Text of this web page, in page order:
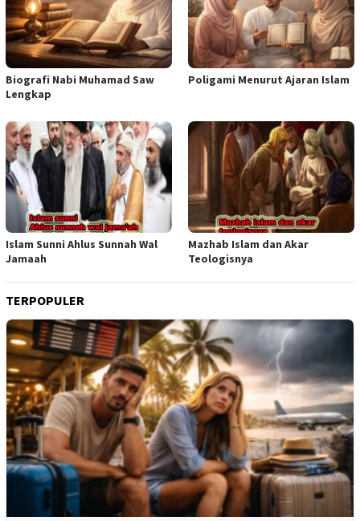
Biografi Nabi Muhamad Saw
Lengkap
Poligami Menurut Ajaran Islam
Islam Sunni Ahlus Sunnah Wal
Jamaah
Mazhab Islam dan Akar
Teologisnya
TERPOPULER